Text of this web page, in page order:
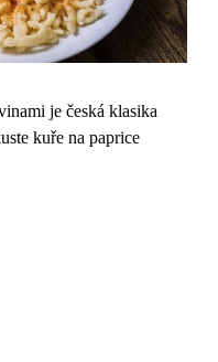
je česká klasika
kuře na paprice